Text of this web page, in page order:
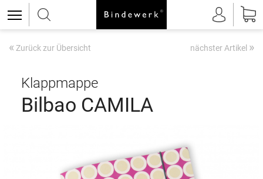
« Zurück zur Übersicht nächster Artikel »
Klappmappe
Bilbao CAMILA